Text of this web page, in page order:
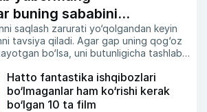
buning sababini
saqlash zarurati yo‘qolgandan keyin
tavsiya qiladi. Agar gap uning qog‘oz
bo‘lsa, uni butunligicha tashlab
Hatto fantastika ishqibozlari
bo‘lmaganlar ham ko‘rishi kerak
bo‘lgan 10 ta film